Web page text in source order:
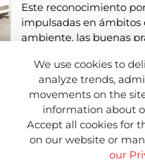
Este reconocimiento
impulsadas en
ambiente, las buenas
el compromiso de CBL
en su día a día.
La obtención de esta
para seguir
en marcha y
en todos los aspectos
We use cookies to
analyze trends,
movements on the
information about
Accept all cookies for
on our website or
our